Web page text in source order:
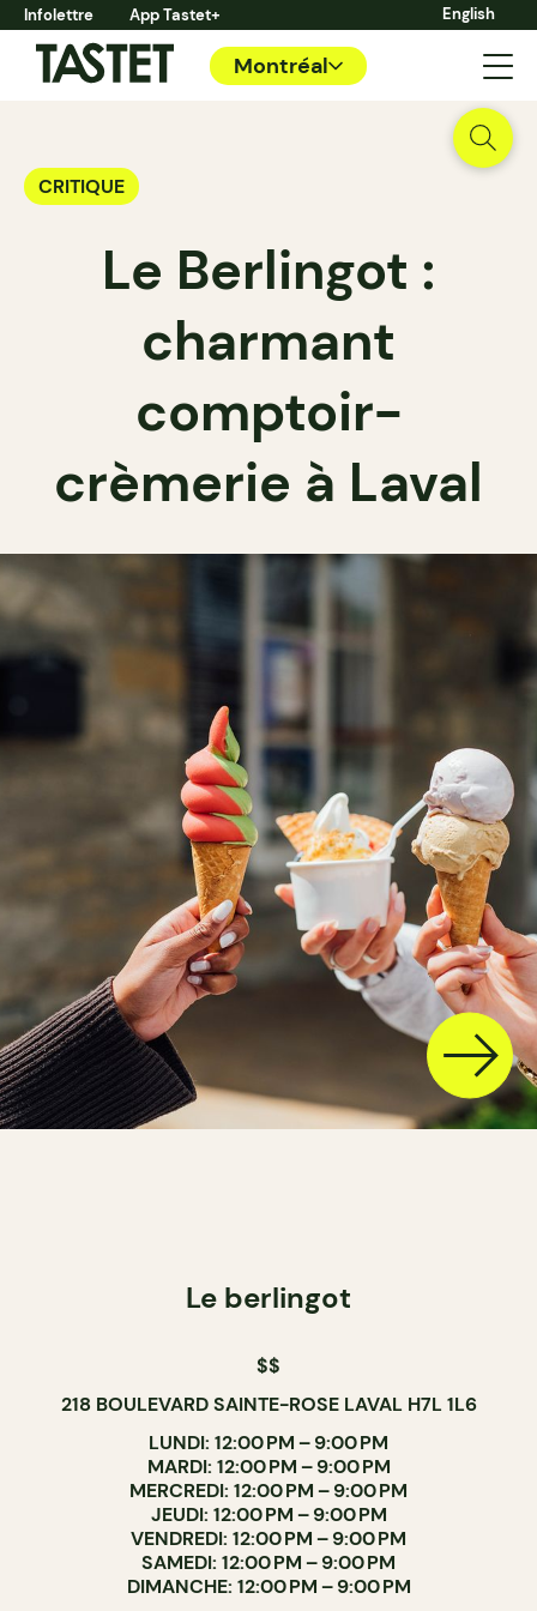
Infolettre App Tastet+ English
Montréal
CRITIQUE
Le Berlingot :
charmant
comptoir-
crèmerie à Laval
Le berlingot
$$
218 BOULEVARD SAINTE-ROSE LAVAL H7L 1L6
LUNDI: 12:00 PM – 9:00 PM
MARDI: 12:00 PM – 9:00 PM
MERCREDI: 12:00 PM – 9:00 PM
JEUDI: 12:00 PM – 9:00 PM
VENDREDI: 12:00 PM – 9:00 PM
SAMEDI: 12:00 PM – 9:00 PM
DIMANCHE: 12:00 PM – 9:00 PM